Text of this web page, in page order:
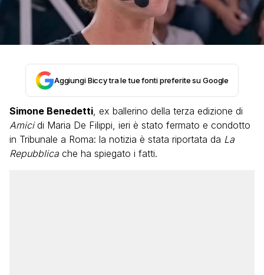
Aggiungi Biccy tra le tue fonti preferite su Google
Simone Benedetti , ex ballerino della terza edizione di
Amicidi Maria De Filippi, ieri è stato fermato e condotto
in Tribunale a Roma: la notizia è stata riportata da La
Repubblica che ha spiegato i fatti.